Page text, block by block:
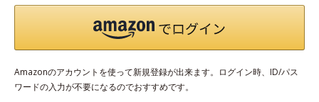
Amazonのアカウントを使って新規登録が出来ます。ログイン時、ID/パス
ワードの入力が不要になるのでおすすめです。